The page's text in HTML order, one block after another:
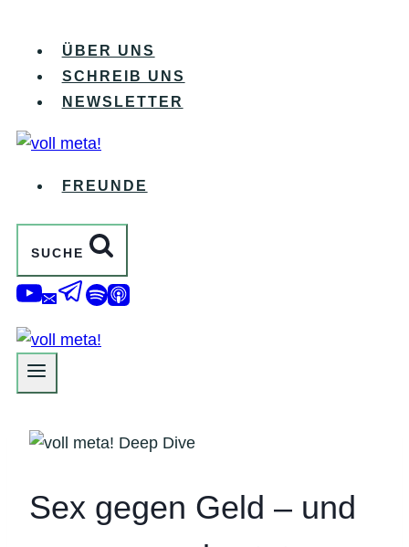
Inhalt
springen
ÜBER UNS
SCHREIB UNS
NEWSLETTER
FREUNDE
SUCHE
Sex gegen Geld – und